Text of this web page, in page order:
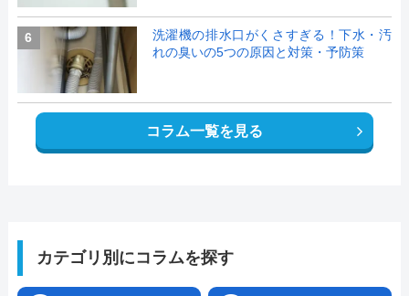
6
洗濯機の排水口がくさすぎる！下水・汚
れの臭いの5つの原因と対策・予防策
コラム一覧を見る
カテゴリ別にコラムを探す